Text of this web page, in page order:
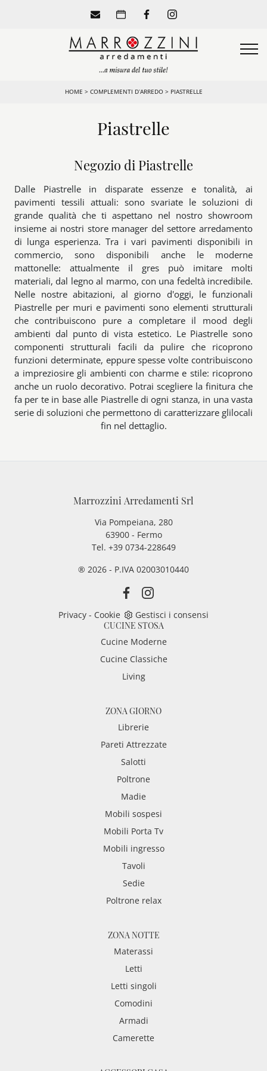
HOME > COMPLEMENTI D’ARREDO > PIASTRELLE
Piastrelle
Negozio di Piastrelle
Dalle Piastrelle in disparate essenze e tonalità, ai
pavimenti tessili attuali: sono svariate le soluzioni di
grande qualità che ti aspettano nel nostro showroom
insieme ai nostri store manager del settore arredamento
di lunga esperienza. Tra i vari pavimenti disponibili in
commercio, sono disponibili anche le moderne
mattonelle: attualmente il gres può imitare molti
materiali, dal legno al marmo, con una fedeltà incredibile.
Nelle nostre abitazioni, al giorno d'oggi, le funzionali
Piastrelle per muri e pavimenti sono elementi strutturali
che contribuiscono pure a completare il mood degli
ambienti dal punto di vista estetico. Le Piastrelle sono
componenti strutturali facili da pulire che ricoprono
funzioni determinate, eppure spesse volte contribuiscono
a impreziosire gli ambienti con charme e stile: ricoprono
anche un ruolo decorativo. Potrai scegliere la finitura che
fa per te in base alle Piastrelle di ogni stanza, in una vasta
serie di soluzioni che permettono di caratterizzare glilocali
fin nel dettaglio.
Marrozzini Arredamenti Srl
Via Pompeiana, 280
63900 - Fermo
Tel. +39 0734-228649
® 2026 - P.IVA 02003010440
Privacy - Cookie
Gestisci i consensi
CUCINE STOSA
Cucine Moderne
Cucine Classiche
Living
ZONA GIORNO
Librerie
Pareti Attrezzate
Salotti
Poltrone
Madie
Mobili sospesi
Mobili Porta Tv
Mobili ingresso
Tavoli
Sedie
Poltrone relax
ZONA NOTTE
Materassi
Letti
Letti singoli
Comodini
Armadi
Camerette